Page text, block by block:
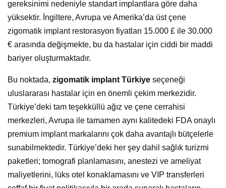
gereksinimi nedeniyle standart implantlara göre daha
yüksektir. İngiltere, Avrupa ve Amerika’da üst çene
zigomatik implant restorasyon fiyatları 15.000 £ ile 30.000
€ arasında değişmekte, bu da hastalar için ciddi bir maddi
bariyer oluşturmaktadır.
Bu noktada, zigomatik implant Türkiye seçeneği
uluslararası hastalar için en önemli çekim merkezidir.
Türkiye’deki tam teşekküllü ağız ve çene cerrahisi
merkezleri, Avrupa ile tamamen aynı kalitedeki FDA onaylı
premium implant markalarını çok daha avantajlı bütçelerle
sunabilmektedir. Türkiye’deki her şey dahil sağlık turizmi
paketleri; tomografi planlamasını, anestezi ve ameliyat
maliyetlerini, lüks otel konaklamasını ve VIP transferleri